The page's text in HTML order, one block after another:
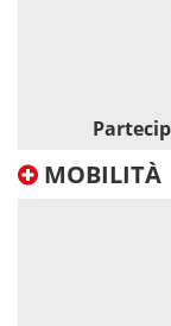
MOBILITÀ